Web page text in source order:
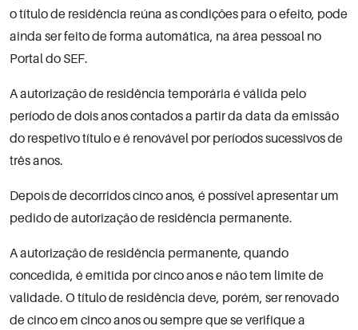
o título de residência reúna as condições para o efeito, pode
ainda ser feito de forma automática, na área pessoal no
Portal do SEF.
A autorização de residência temporária é válida pelo
período de dois anos contados a partir da data da emissão
do respetivo título e é renovável por períodos sucessivos de
três anos.
Depois de decorridos cinco anos, é possível apresentar um
pedido de autorização de residência permanente.
A autorização de residência permanente, quando
concedida, é emitida por cinco anos e não tem limite de
validade. O título de residência deve, porém, ser renovado
de cinco em cinco anos ou sempre que se verifique a